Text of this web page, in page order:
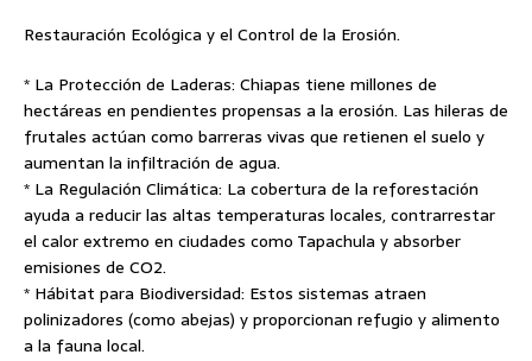
Restauración Ecológica y el Control de la Erosión.
* La Protección de Laderas: Chiapas tiene millones de
hectáreas en pendientes propensas a la erosión. Las hileras de
frutales actúan como barreras vivas que retienen el suelo y
aumentan la infiltración de agua.
* La Regulación Climática: La cobertura de la reforestación
ayuda a reducir las altas temperaturas locales, contrarrestar
el calor extremo en ciudades como Tapachula y absorber
emisiones de CO2.
* Hábitat para Biodiversidad: Estos sistemas atraen
polinizadores (como abejas) y proporcionan refugio y alimento
a la fauna local.